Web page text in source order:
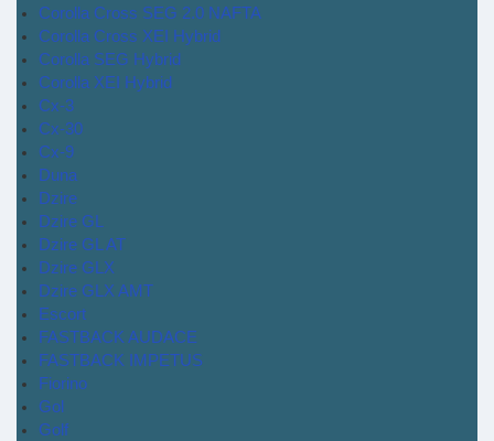
Corolla Cross SEG 2.0 NAFTA
Corolla Cross XEI Hybrid
Corolla SEG Hybrid
Corolla XEI Hybrid
Cx-3
Cx-30
Cx-9
Duna
Dzire
Dzire GL
Dzire GL AT
Dzire GLX
Dzire GLX AMT
Escort
FASTBACK AUDACE
FASTBACK IMPETUS
Fiorino
Gol
Golf